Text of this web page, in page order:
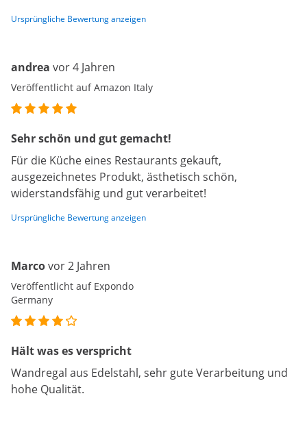
Ursprüngliche Bewertung anzeigen
andrea vor 4 Jahren
Veröffentlicht auf Amazon Italy
Sehr schön und gut gemacht!
Für die Küche eines Restaurants gekauft,
ausgezeichnetes Produkt, ästhetisch schön,
widerstandsfähig und gut verarbeitet!
Ursprüngliche Bewertung anzeigen
Marcovor 2 Jahren
Veröffentlicht auf Expondo
Germany
Hält was es verspricht
Wandregal aus Edelstahl, sehr gute Verarbeitung und
hohe Qualität.